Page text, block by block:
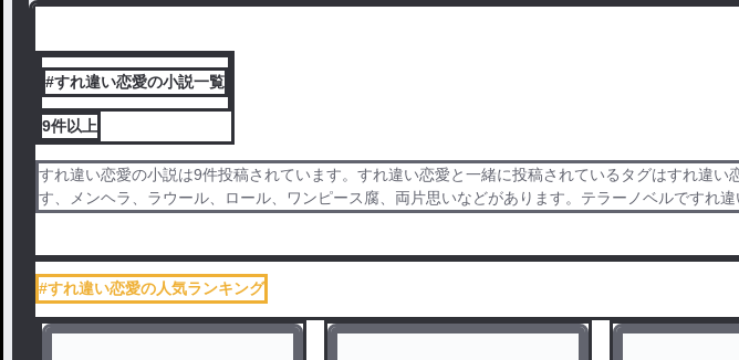
#すれ違い恋愛の小説一覧
9件以上
すれ違い恋愛の小説は9件投稿されています。すれ違い恋愛と一緒に投稿されているタグはすれ違
す、メンヘラ、ラウール、ロール、ワンピース腐、両片思いなどがあります。テラーノベルですれ違
#すれ違い恋愛の人気ランキング